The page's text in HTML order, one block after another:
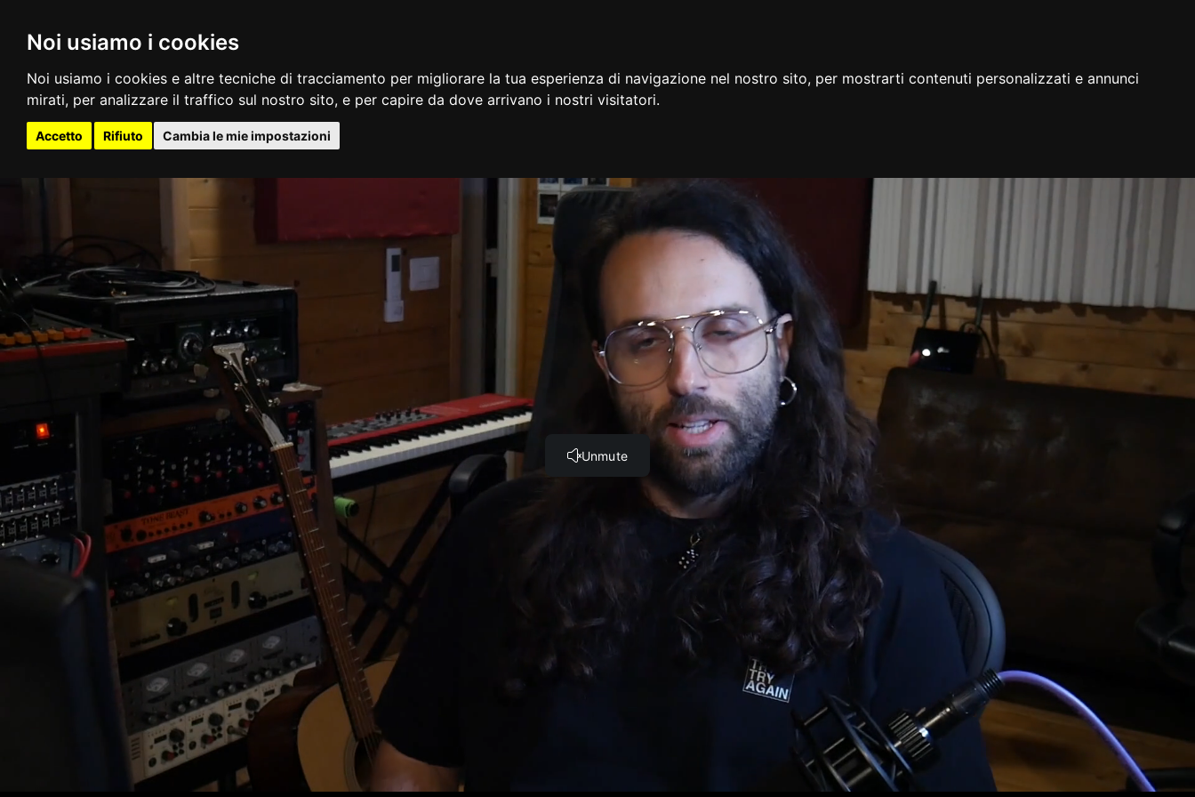
Noi usiamo i cookies
Noi usiamo i cookies e altre tecniche di tracciamento per migliorare la tua esperienza di navigazione nel nostro sito, per mostrarti contenuti personalizzati e annunci
mirati, per analizzare il traffico sul nostro sito, e per capire da dove arrivano i nostri visitatori.
Accetto Rifiuto Cambia le mie impostazioni
Lezione Successiva
ARRANGIARE E PRODURRE UN BRANO POP (Logic Pro X)
ARRANGIARE E PRODURRE UN BRANO POP
Idea di partenza, Bozza e Prodotto Finito (5:04)
Scrittura, Scelte e Riferimenti della Produzione (12:20)
Scrittura e Produzione della Drum (17:34)
Arrangiamento e Produzione della Chitarra Acustica (10:59)
Dettagli che fanno la Differenza (Synth, Resample, Glitch) (9:35)
Arrangiamento e Layering (Basso, Cori e Rhodes) (15:08)
Caratterizzazione del Sound della Drum (13:30)
Processamento di Bassi, Pad e Chitarre Acustiche (10:56)
Posizionamento e Mix della Voce (21:05)
Idea di partenza, Bozza e Prodotto Finito